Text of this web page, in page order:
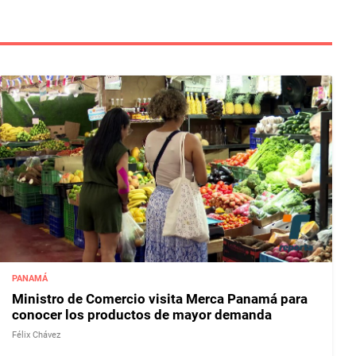
PANAMÁ
Ministro de Comercio visita Merca Panamá para
conocer los productos de mayor demanda
Félix Chávez